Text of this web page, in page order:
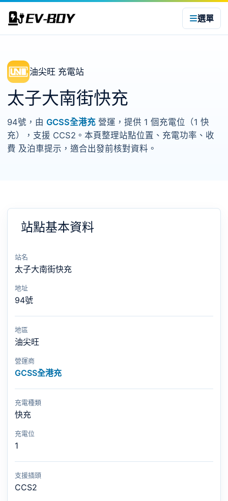
選單
油尖旺 充電站
太子大南街快充
94號，由 GCSS全港充 營運，提供 1 個充電位（1 快
充），支援 CCS2。本頁整理站點位置、充電功率、收
費 及泊車提示，適合出發前核對資料。
站點基本資料
站名
太子大南街快充
地址
94號
地區
油尖旺
營運商
GCSS全港充
充電種類
快充
充電位
1
支援插頭
CCS2